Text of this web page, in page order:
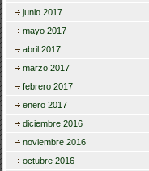
junio 2017
mayo 2017
abril 2017
marzo 2017
febrero 2017
enero 2017
diciembre 2016
noviembre 2016
octubre 2016